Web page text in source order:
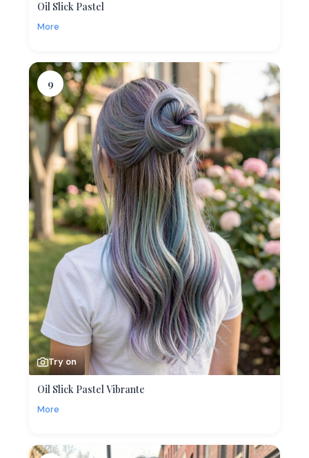
Oil Slick Pastel
More
9
Try on
Oil Slick Pastel Vibrante
More